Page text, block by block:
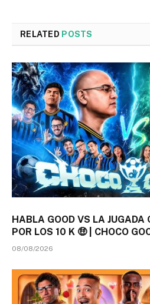
RELATED POSTS
HABLA GOOD VS LA JUGADA
POR LOS 10 K 🤑 | CHOCO
08/08/2026